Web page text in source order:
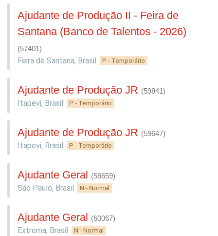
Ajudante de Produção II - Feira de
Santana (Banco de Talentos - 2026)
(57401)
Feira de Santana, Brasil P - Temporário
Ajudante de Produção JR (59841)
Itapevi, Brasil P - Temporário
Ajudante de Produção JR (59647)
Itapevi, Brasil P - Temporário
Ajudante Geral (58659)
São Paulo, Brasil N - Normal
Ajudante Geral (60067)
Extrema, Brasil N - Normal